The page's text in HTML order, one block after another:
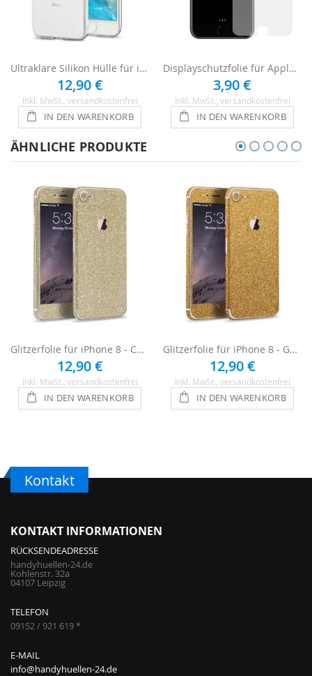
Ultraklare Silikon Hülle für iPhone 8 - Transparent
12,90 €
Inkl. MwSt. , versandkostenfrei
IN DEN WARENKORB
Displayschutzfolie für Apple iPhone 8 - Ultraklar
3,90 €
Inkl. MwSt. , versandkostenfrei
IN DEN WARENKORB
ÄHNLICHE PRODUKTE
Glitzerfolie für iPhone 8 - Champagner
12,90 €
Inkl. MwSt. , versandkostenfrei
IN DEN WARENKORB
Glitzerfolie für iPhone 8 - Gold
12,90 €
Inkl. MwSt. , versandkostenfrei
IN DEN WARENKORB
Kontakt
KONTAKT INFORMATIONEN
RÜCKSENDEADRESSE
handyhuellen-24.de
Kohlenstr. 32a
04107 Leipzig
TELEFON
09152 / 921 619 *
E-MAIL
info@handyhuellen-24.de